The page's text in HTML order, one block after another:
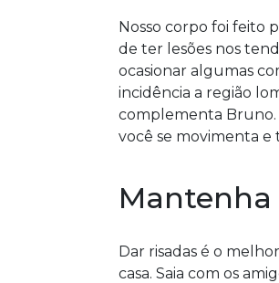
Nosso corpo foi feito
de ter lesões nos
ocasionar algumas
incidência a região
complementa Bruno.
você se movimenta
Dar risadas é o
casa. Saia com os